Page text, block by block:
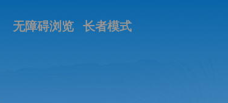
长者模式
无障碍浏览